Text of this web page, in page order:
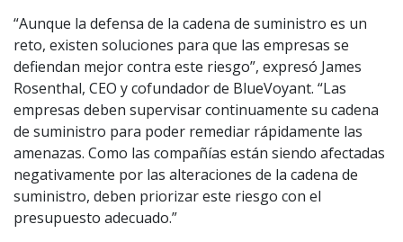
“Aunque la defensa de la cadena de suministro es un
reto, existen soluciones para que las empresas se
defiendan mejor contra este riesgo”, expresó James
Rosenthal, CEO y cofundador de BlueVoyant. “Las
empresas deben supervisar continuamente su cadena
de suministro para poder remediar rápidamente las
amenazas. Como las compañías están siendo afectadas
negativamente por las alteraciones de la cadena de
suministro, deben priorizar este riesgo con el
presupuesto adecuado.”